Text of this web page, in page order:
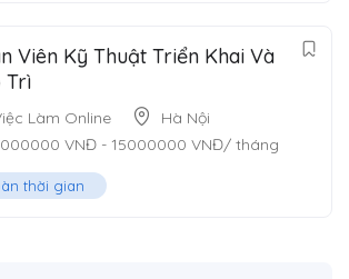
Viên Kỹ Thuật Triển Khai Và
Trì
Làm Online
Hà Nội
VNĐ - 15000000 VNĐ/ tháng
thời gian